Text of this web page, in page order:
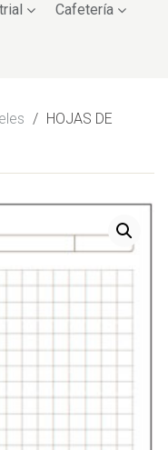
Cafetería
/ HOJAS DE